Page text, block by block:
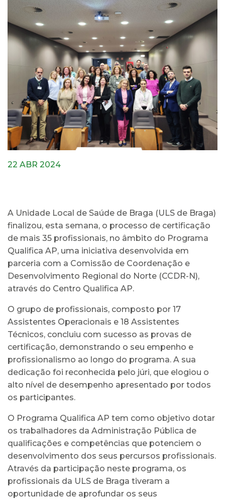
22 ABR 2024
A Unidade Local de Saúde de Braga (ULS de Braga)
finalizou, esta semana, o processo de certificação
de mais 35 profissionais, no âmbito do Programa
Qualifica AP, uma iniciativa desenvolvida em
parceria com a Comissão de Coordenação e
Desenvolvimento Regional do Norte (CCDR-N),
através do Centro Qualifica AP.
O grupo de profissionais, composto por 17
Assistentes Operacionais e 18 Assistentes
Técnicos, concluiu com sucesso as provas de
certificação, demonstrando o seu empenho e
profissionalismo ao longo do programa. A sua
dedicação foi reconhecida pelo júri, que elogiou o
alto nível de desempenho apresentado por todos
os participantes.
O Programa Qualifica AP tem como objetivo dotar
os trabalhadores da Administração Pública de
qualificações e competências que potenciem o
desenvolvimento dos seus percursos profissionais.
Através da participação neste programa, os
profissionais da ULS de Braga tiveram a
oportunidade de aprofundar os seus